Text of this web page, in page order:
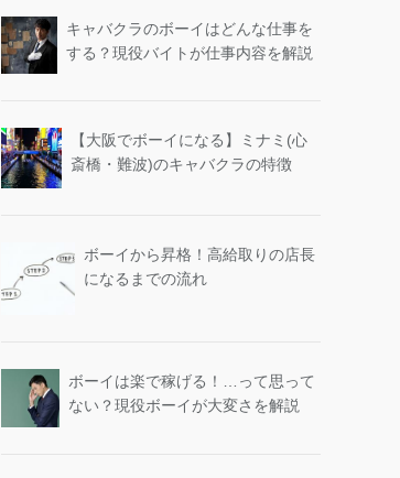
キャバクラのボーイはどんな仕事を
する？現役バイトが仕事内容を解説
【大阪でボーイになる】ミナミ(心
斎橋・難波)のキャバクラの特徴
ボーイから昇格！高給取りの店長
になるまでの流れ
ボーイは楽で稼げる！…って思って
ない？現役ボーイが大変さを解説